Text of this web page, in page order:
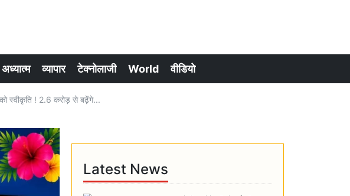
अध्यात्म व्यापार टेक्नोलाजी World वीडियो
स्वीकृति ! 2.6 करोड़ से बढ़ेंगे...
Latest News